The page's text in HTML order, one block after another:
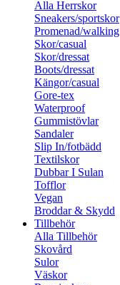
Alla Herrskor
Sneakers/sportskor
Promenad/walking
Skor/casual
Skor/dressat
Boots/dressat
Kängor/casual
Gore-tex
Waterproof
Gummistövlar
Sandaler
Slip In/fotbädd
Textilskor
Dubbar I Sulan
Tofflor
Vegan
Broddar & Skydd
Tillbehör
Alla Tillbehör
Skovård
Sulor
Väskor